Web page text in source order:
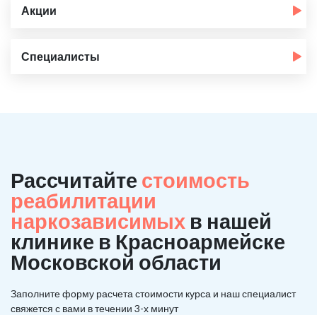
Акции
Специалисты
Рассчитайте стоимость
реабилитации
наркозависимых в нашей
клинике в Красноармейске
Московской области
Заполните форму расчета стоимости курса и наш специалист
свяжется с вами в течении 3-х минут